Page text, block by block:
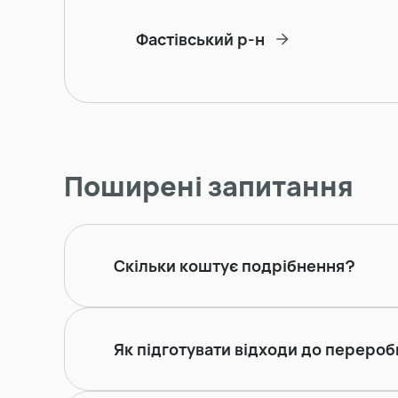
Фастівський р-н
Поширені запитання
Скільки коштує подрібнення?
Як підготувати відходи до